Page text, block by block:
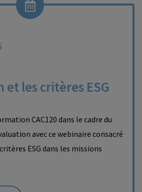
et les critères ESG
CAC120 dans le cadre du
avec ce webinaire consacré
ESG dans les missions